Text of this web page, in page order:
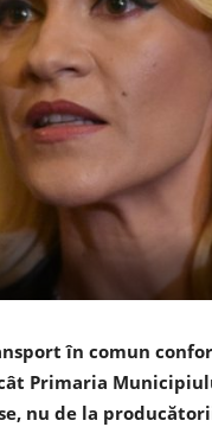
în comun
Primaria
nu de la